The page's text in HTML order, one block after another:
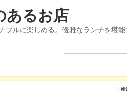
あるお店
ブルに楽しめる。優雅なランチを堪